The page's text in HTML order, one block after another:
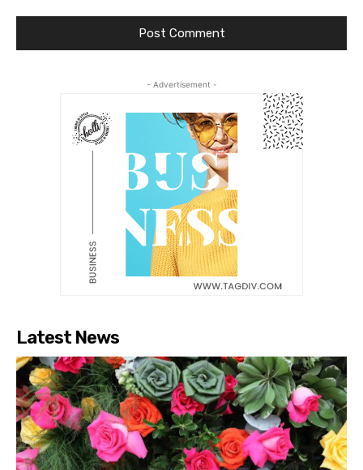
- Advertisement -
Latest News